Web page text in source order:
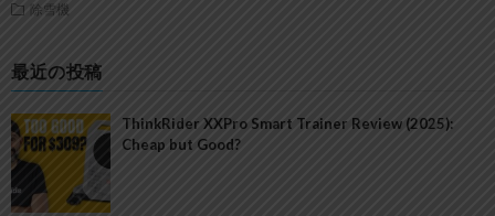
除雪機
最近の投稿
ThinkRider XXPro Smart Trainer Review (2025):
Cheap but Good?